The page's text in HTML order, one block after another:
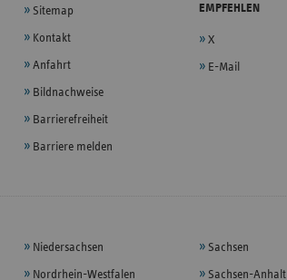
Sitemap
Kontakt
Anfahrt
Bildnachweise
Barrierefreiheit
Barriere melden
EMPFEHLEN
X
E-Mail
Niedersachsen
Nordrhein-Westfalen
Sachsen
Sachsen-Anhalt